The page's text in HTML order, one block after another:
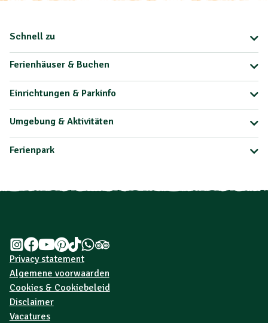
Schnell zu
Ferienhäuser & Buchen
Einrichtungen & Parkinfo
Umgebung & Aktivitäten
Ferienpark
Privacy statement
Algemene voorwaarden
Cookies & Cookiebeleid
Disclaimer
Vacatures